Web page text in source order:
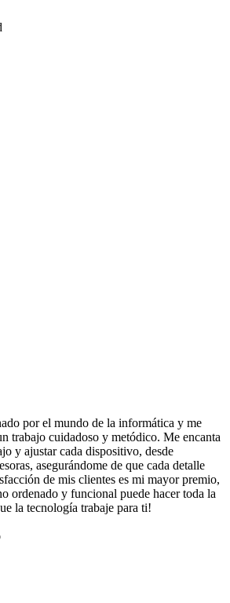
por el mundo de la informática y me
trabajo cuidadoso y metódico. Me encanta
y ajustar cada dispositivo, desde
asegurándome de que cada detalle
de mis clientes es mi mayor premio,
ordenado y funcional puede hacer toda la
la tecnología trabaje para ti!